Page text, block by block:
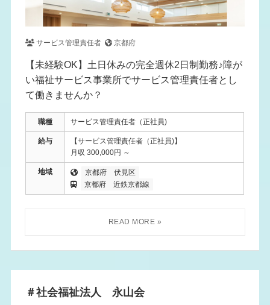
サービス管理責任者 京都府
【未経験OK】土日休みの完全週休2日制勤務♪障が
い福祉サービス事業所でサービス管理責任者とし
て働きませんか？
職種 サービス管理責任者（正社員)
給与
【サービス管理責任者（正社員)】
月収 300,000円 ～
地域 京都府
伏見区
京都府
近鉄京都線
＃社会福祉法人 永山会